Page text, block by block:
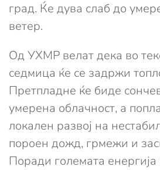
град. Ќе дува слаб до
ветер.
Од УХМР велат дека во
седмица ќе се задржи
Претпладне ќе биде
умерена облачност, а
локален развој на
пороен дожд, грмежи и
Поради големата